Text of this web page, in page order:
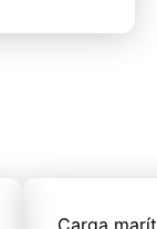
Carga